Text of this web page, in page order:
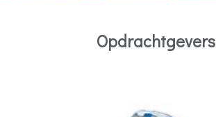
Opdrachtgevers